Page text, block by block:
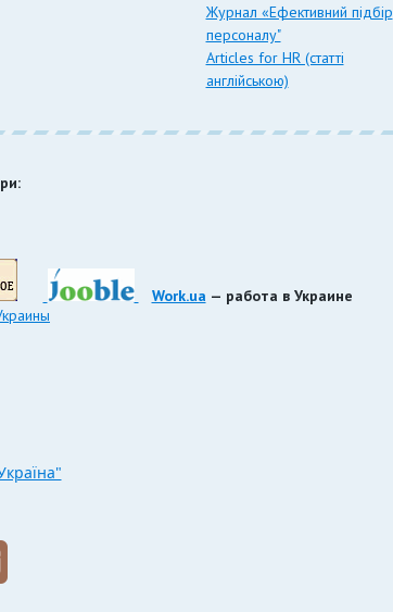
Журнал «Ефективний підбір
персоналу"
Articles for HR (статті
англійською)
Work.ua — работа в Украине